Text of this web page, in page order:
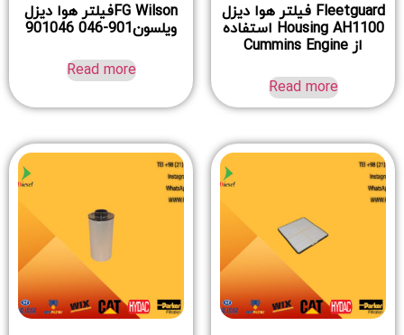
Fleetguard فیلتر هوا دیزل
Housing AH1100 استفاده
از Cummins Engine
Read more
FG Wilsonفیلتر هوا دیزل
ویلسون901-046 901046
Read more